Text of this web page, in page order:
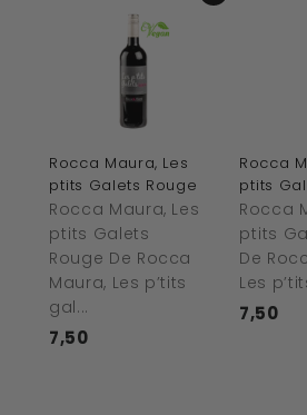
Rocca Maura, Les
ptits Galets Rouge
Rocca Maura, Les
ptits Galets
Rouge De Rocca
Maura, Les p’tits
gal...
7,50
Rocca
ptits
Rocca
ptits
De
Les
7,50